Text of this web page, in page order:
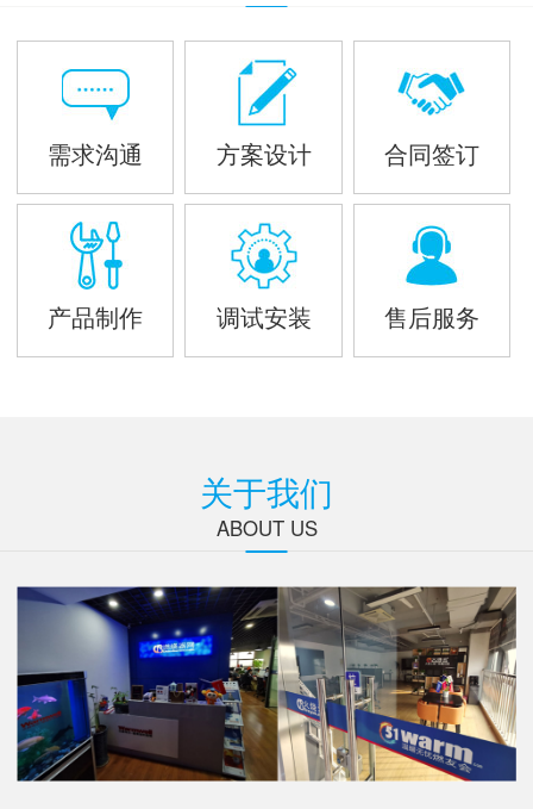
需求沟通 方案设计 合同签订
产品制作 调试安装 售后服务
关于我们
ABOUT US